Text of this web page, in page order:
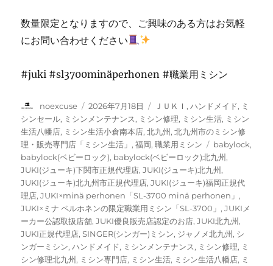
数量限定となりますので、ご興味のある方はお気軽
にお問い合わせください
#juki #sl3700minäperhonen #職業用ミシン
投
稿
者
noexcuse
投
稿
日:
2026年7月18日
カ
テ
ゴ
リ
ー
ＪＵＫＩ ,ハンドメイド, ミ
シンセール, ミシンメンテナンス, ミシン修理, ミシン生活, ミシン
生活八幡店, ミシン生活小倉南本店,北九州 ,北九州市のミシン修
理・販売専門店「ミシン生活」 ,福岡,職業用ミシン
タ
グ
babylock,
babylock(ベビーロック), babylock(ベビーロック)北九州 ,
JUKI(ジューキ)下関市正規代理店,JUKI(ジューキ)北九州 ,
JUKI(ジューキ)北九州市正規代理店,JUKI(ジューキ)福岡正規代
理店,JUKI×minä perhonen「SL-3700 minä perhonen」 ,
JUKI×ミナ ペルホネンの限定職業用ミシン「SL-3700」 ,JUKIメ
ーカー公認取扱店舗,JUKI優良販売店認定のお店,JUKI北九州 ,
JUKI正規代理店,SINGER(シンガー)ミシン, ジャノメ北九州 , シ
ンガーミシン,ハンドメイド, ミシンメンテナンス, ミシン修理, ミ
シン修理北九州 , ミシン専門店, ミシン生活, ミシン生活八幡店, ミ